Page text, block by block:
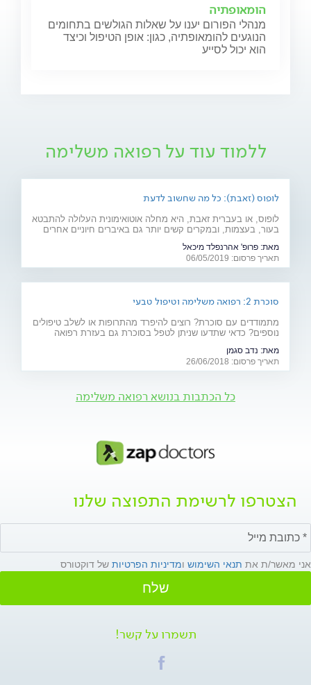
הומאופתיה
מנהלי הפורום יענו על שאלות הגולשים בתחומים
הנוגעים להומאופתיה, כגון: אופן הטיפול וכיצד
הוא יכול לסייע
ללמוד עוד על רפואה משלימה
לופוס (זאבת): כל מה שחשוב לדעת
לופוס, או בעברית זאבת, היא מחלה אוטואימונית העלולה להתבטא
בעור, בעצמות, ובמקרים קשים יותר גם באיברים חיוניים אחרים
לה? ומהו הטיפול המתקדם שנכנס לסל הבריאות בשנים
האחרונות? כתבה לרגל יום המודעות למחלה (10.5)
מאת: פרופ' אהרנפלד מיכאל
תאריך פרסום: 06/05/2019
סוכרת 2: רפואה משלימה וטיפול טבעי
מתמודדים עם סוכרת? רוצים להיפרד מהתרופות או לשלב טיפולים
נוספים? כדאי שתדעו שניתן לטפל בסוכרת גם בעזרת רפואה
מרפא
מאת: נדב סגמן
תאריך פרסום: 26/06/2018
כל הכתבות בנושא רפואה משלימה
הצטרפו לרשימת התפוצה שלנו
אני מאשר/ת את תנאי השימוש ומדיניות הפרטיות של דוקטורס
שלח
תשמרו על קשר!